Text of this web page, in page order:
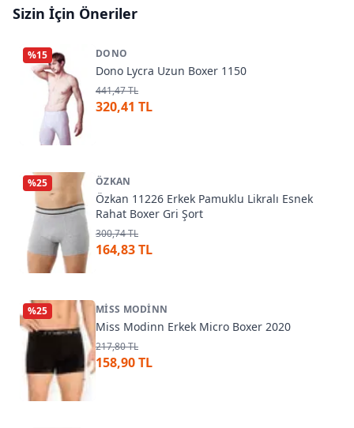
Sizin İçin Öneriler
%15 DONO
Dono Lycra Uzun Boxer 1150
441,47 TL
320,41 TL
%25 ÖZKAN
Özkan 11226 Erkek Pamuklu Likralı Esnek
Rahat Boxer Gri Şort
300,74 TL
164,83 TL
%25 MISS MODINN
Miss Modinn Erkek Micro Boxer 2020
217,80 TL
158,90 TL